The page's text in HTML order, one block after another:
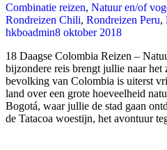
Combinatie reizen, Natuur en/of
Rondreizen Chili, Rondreizen Peru,
hkboadmin8 oktober 2018
18 Daagse Colombia Reizen –
bijzondere reis brengt jullie naar
bevolking van Colombia is uiterst
land over een grote hoeveelheid
Bogotá, waar jullie de stad gaan
de Tatacoa woestijn, het avontuur